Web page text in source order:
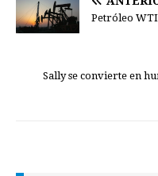
Petróleo WTI
Sally se convierte en